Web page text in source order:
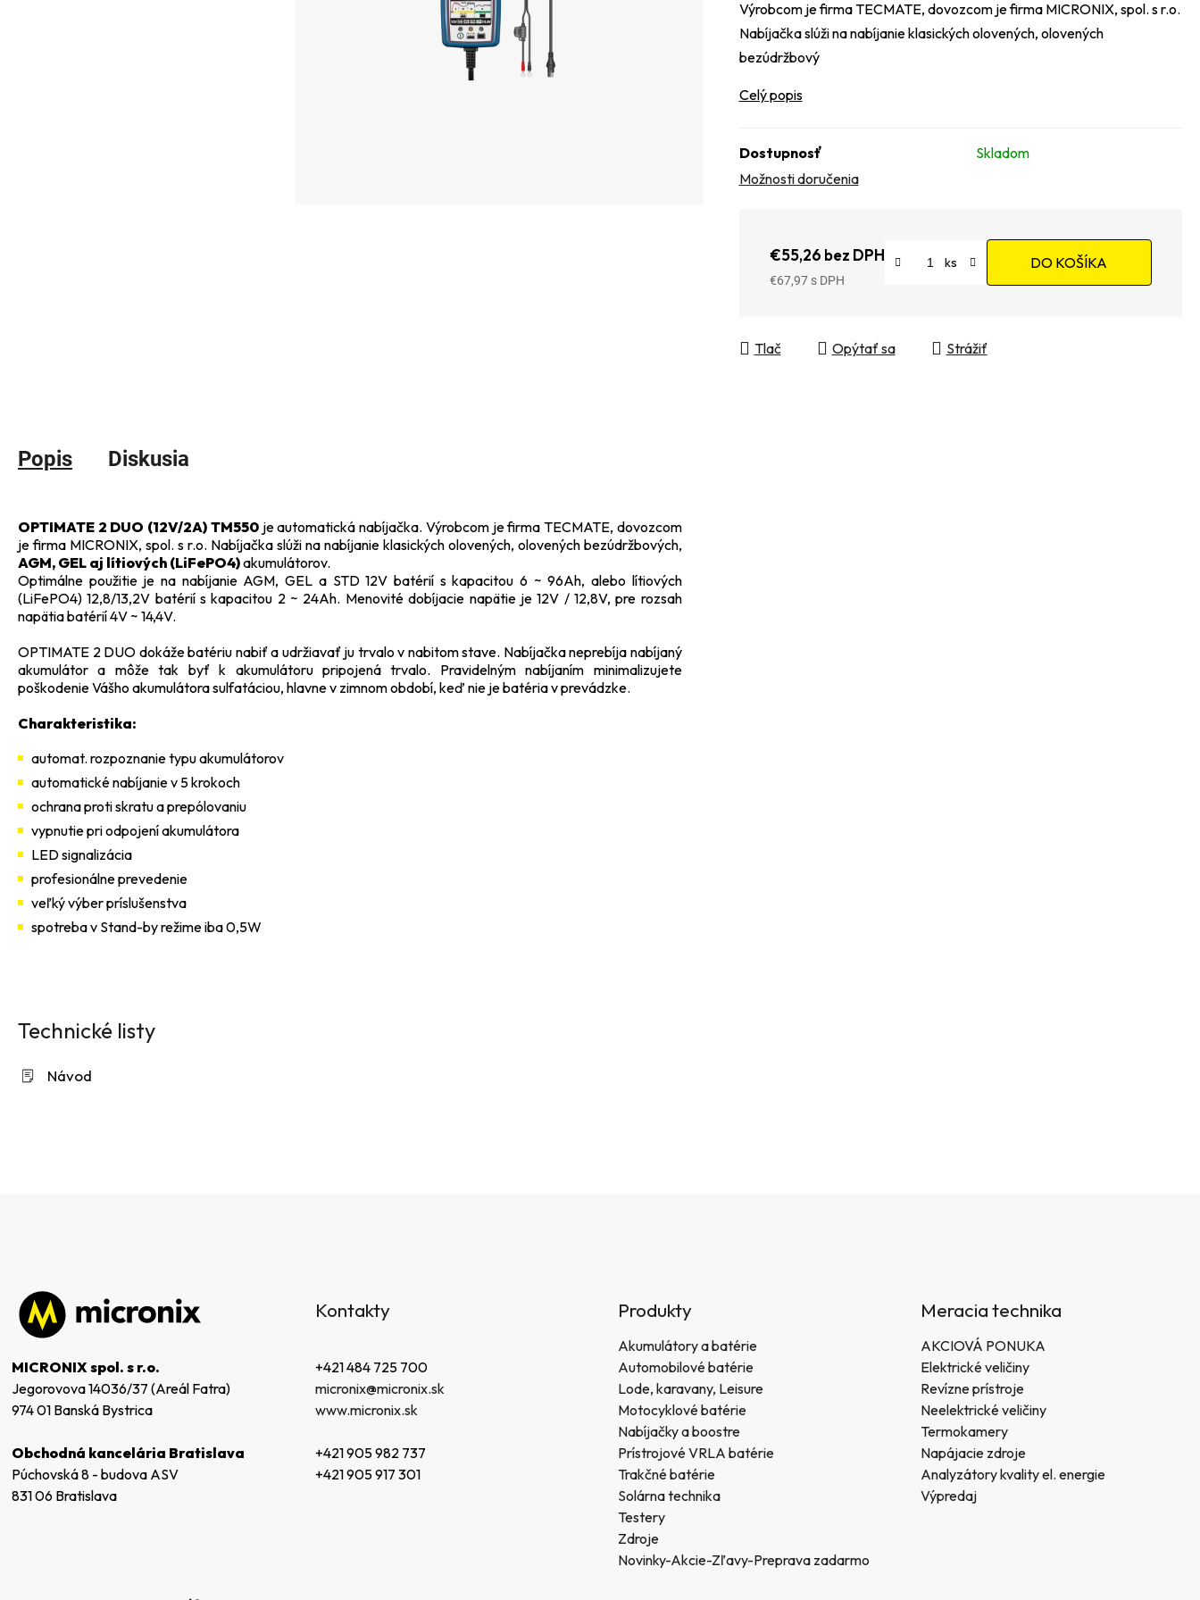
Výrobcom je firma TECMATE, dovozcom je firma MICRONIX, spol. s r.o.
Nabíjačka slúži na nabíjanie klasických olovených, olovených
bezúdržbový
Celý popis
Dostupnosť
Skladom
Možnosti doručenia
€55,26 bez DPH
€67,97
DO KOŠÍKA
Tlač Opýtať sa Strážiť
Popis Diskusia
OPTIMATE 2 DUO (12V/2A) TM550je automatická nabíjačka. Výrobcom je firma TECMATE, dovozcom
je firma MICRONIX, spol. s r.o. Nabíjačka slúži na nabíjanie klasických olovených, olovených bezúdržbových,
AGM, GEL aj lítiových (LiFePO4)akumulátorov.
Optimálne použitie je na nabíjanie AGM, GEL a STD 12V batérií s kapacitou 6 ~ 96Ah, alebo lítiových
(LiFePO4) 12,8/13,2V batérií s kapacitou 2 ~ 24Ah. Menovité dobíjacie napätie je 12V / 12,8V, pre rozsah
napätia batérií 4V ~ 14,4V.
OPTIMATE 2 DUO dokáže batériu nabiť a udržiavať ju trvalo v nabitom stave. Nabíjačka neprebíja nabíjaný
akumulátor a môže tak byť k akumulátoru pripojená trvalo. Pravidelným nabíjaním minimalizujete
poškodenie Vášho akumulátora sulfatáciou, hlavne v zimnom období, keď nie je batéria v prevádzke.
Charakteristika:
automat. rozpoznanie typu akumulátorov
automatické nabíjanie v 5 krokoch
ochrana proti skratu a prepólovaniu
vypnutie pri odpojení akumulátora
LED signalizácia
profesionálne prevedenie
veľký výber príslušenstva
spotreba v Stand-by režime iba 0,5W
Technické listy
Návod
MICRONIX spol. s r.o.
Jegorovova 14036/37 (Areál Fatra)
974 01 Banská Bystrica
Obchodná kancelária Bratislava
Púchovská 8 - budova ASV
831 06 Bratislava
Kontakty
+421 484 725 700
micronix@micronix.sk
www.micronix.sk
+421 905 982 737
+421 905 917 301
Produkty
Akumulátory a batérie
Automobilové batérie
Lode, karavany, Leisure
Motocyklové batérie
Nabíjačky a boostre
Prístrojové VRLA batérie
Trakčné batérie
Solárna technika
Testery
Zdroje
Novinky-Akcie-Zľavy-Preprava zadarmo
Meracia technika
AKCIOVÁ PONUKA
Elektrické veličiny
Revízne prístroje
Neelektrické veličiny
Termokamery
Napájacie zdroje
Analyzátory kvality el. energie
Výpredaj